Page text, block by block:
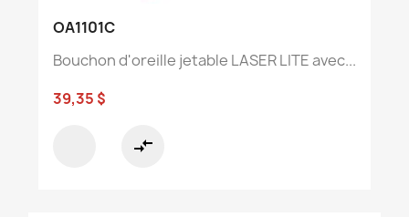
OA1101C
Bouchon d'oreille jetable LASER LITE avec...
39,35 $
compare_arrows